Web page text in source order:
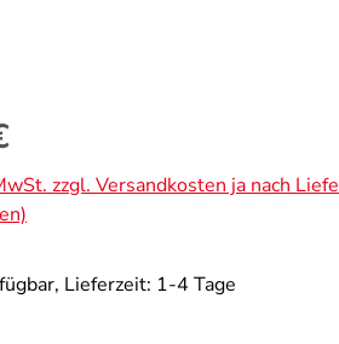
zzgl. Versandkosten ja nach
Lieferzeit: 1-4 Tage